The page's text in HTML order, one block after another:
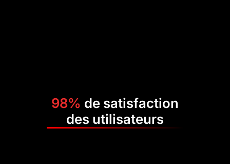
98% de satisfaction
des utilisateurs